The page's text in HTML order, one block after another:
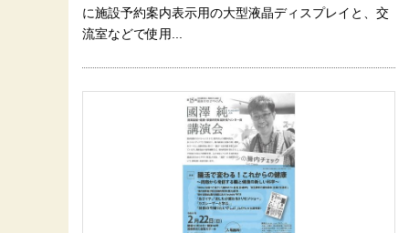
に施設予約案内表示用の大型液晶ディスプレイと、交
流室などで使用...